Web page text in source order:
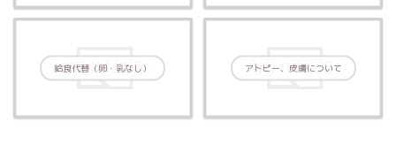
給食代替（卵・乳なし） アトピー、皮膚について